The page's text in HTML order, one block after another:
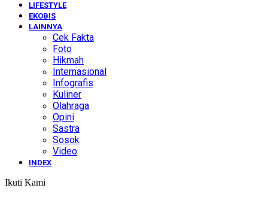
LIFESTYLE
EKOBIS
LAINNYA
Cek Fakta
Foto
Hikmah
Internasional
Infografis
Kuliner
Olahraga
Opini
Sastra
Sosok
Video
INDEX
Ikuti Kami